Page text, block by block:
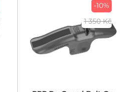
-10%
1 350 Kč